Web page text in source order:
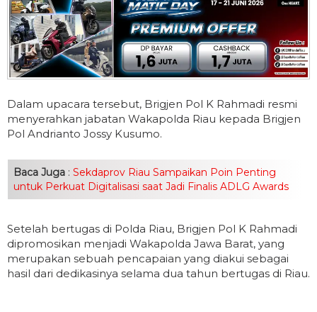
Dalam upacara tersebut, Brigjen Pol K Rahmadi resmi
menyerahkan jabatan Wakapolda Riau kepada Brigjen
Pol Andrianto Jossy Kusumo.
Baca Juga : Sekdaprov Riau Sampaikan Poin Penting
untuk Perkuat Digitalisasi saat Jadi Finalis ADLG Awards
Setelah bertugas di Polda Riau, Brigjen Pol K Rahmadi
dipromosikan menjadi Wakapolda Jawa Barat, yang
merupakan sebuah pencapaian yang diakui sebagai
hasil dari dedikasinya selama dua tahun bertugas di Riau.